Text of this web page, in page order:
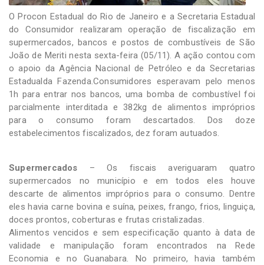
O Procon Estadual do Rio de Janeiro e a Secretaria Estadual
do Consumidor realizaram operação de fiscalização em
supermercados, bancos e postos de combustíveis de São
João de Meriti nesta sexta-feira (05/11). A ação contou com
o apoio da Agência Nacional de Petróleo e da Secretarias
Estadualda Fazenda.Consumidores esperavam pelo menos
1h para entrar nos bancos, uma bomba de combustível foi
parcialmente interditada e 382kg de alimentos impróprios
para o consumo foram descartados. Dos doze
estabelecimentos fiscalizados, dez foram autuados.
Supermercados – Os fiscais averiguaram quatro
supermercados no município e em todos eles houve
descarte de alimentos impróprios para o consumo. Dentre
eles havia carne bovina e suína, peixes, frango, frios, linguiça,
doces prontos, coberturas e frutas cristalizadas.
Alimentos vencidos e sem especificação quanto à data de
validade e manipulação foram encontrados na Rede
Economia e no Guanabara. No primeiro, havia também